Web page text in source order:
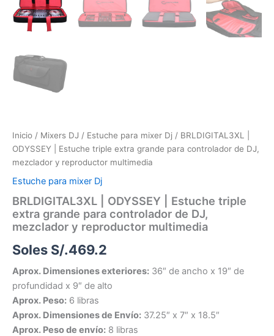
Inicio / Mixers DJ / Estuche para mixer Dj / BRLDIGITAL3XL |
ODYSSEY | Estuche triple extra grande para controlador de DJ,
mezclador y reproductor multimedia
Estuche para mixer Dj
BRLDIGITAL3XL | ODYSSEY | Estuche triple
extra grande para controlador de DJ,
mezclador y reproductor multimedia
Soles S/.469.2
Aprox. Dimensiones exteriores: 36″ de ancho x 19″ de
profundidad x 9″ de alto
Aprox. Peso: 6 libras
Aprox. Dimensiones de Envío: 37.25″ x 7″ x 18.5″
Aprox. Peso de envío: 8 libras